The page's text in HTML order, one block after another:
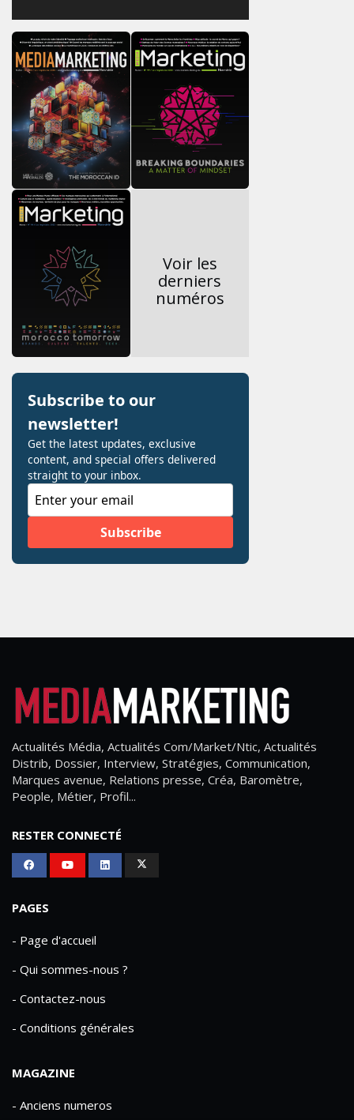
Voir les
derniers
numéros
Actualités Média, Actualités Com/Market/Ntic, Actualités
Distrib, Dossier, Interview, Stratégies, Communication,
Marques avenue, Relations presse, Créa, Baromètre,
People, Métier, Profil...
RESTER CONNECTÉ
PAGES
- Page d'accueil
- Qui sommes-nous ?
- Contactez-nous
- Conditions générales
MAGAZINE
- Anciens numeros